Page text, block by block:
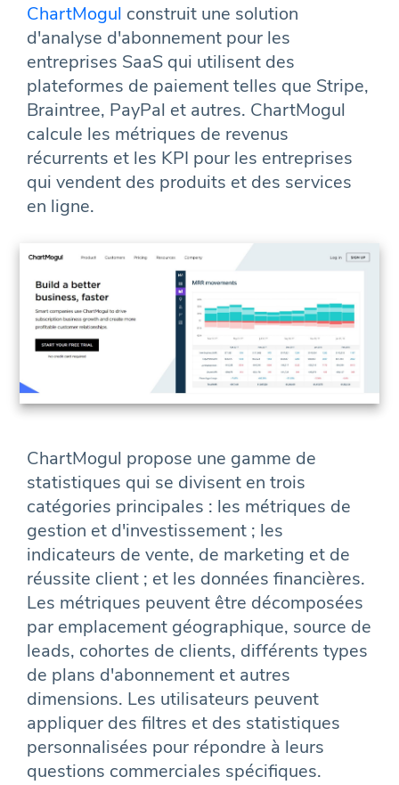
ChartMogul construit une solution
d'analyse d'abonnement pour les
entreprises SaaS qui utilisent des
plateformes de paiement telles que Stripe,
Braintree, PayPal et autres. ChartMogul
calcule les métriques de revenus
récurrents et les KPI pour les entreprises
qui vendent des produits et des services
en ligne.
ChartMogul propose une gamme de
statistiques qui se divisent en trois
catégories principales : les métriques de
gestion et d'investissement ; les
indicateurs de vente, de marketing et de
réussite client ; et les données financières.
Les métriques peuvent être décomposées
par emplacement géographique, source de
leads, cohortes de clients, différents types
de plans d'abonnement et autres
dimensions. Les utilisateurs peuvent
appliquer des filtres et des statistiques
personnalisées pour répondre à leurs
questions commerciales spécifiques.